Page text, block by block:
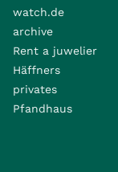
watch.de
archive
Rent a juwelier
Häffners
privates
Pfandhaus